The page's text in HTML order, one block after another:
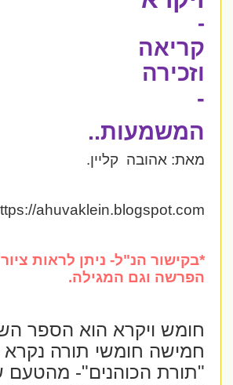
קריאה
וזכירה
המשמעות..
מאת: אהובה קליין.
https://ahuvaklein.blogspot.com/
*בקישור הנ"ל- ניתן לראות
הפרשה וגם המגילה.
חומש ויקרא הוא הספר
חמישה חומשי תורה נקרא
"תורת הכוהנים"- מהטעם